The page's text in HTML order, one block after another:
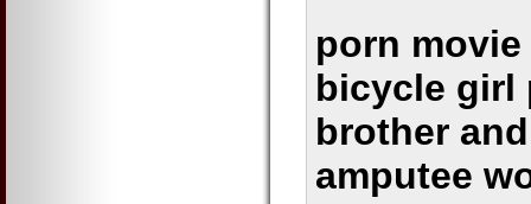
porn
bicycle girl
brother
amputee